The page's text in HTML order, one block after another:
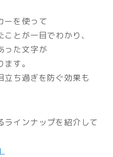
ーを使って
とが一目でわかり、
った文字が
す。
立ち過ぎを防ぐ効果も
ラインナップを紹介して